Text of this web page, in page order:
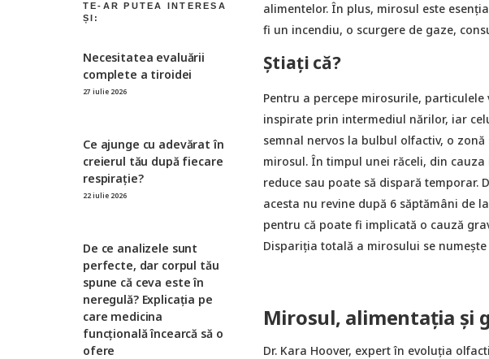
Necesitatea evaluării
complete a tiroidei
27 iulie 2026
Ce ajunge cu adevărat în
creierul tău după fiecare
respirație?
22 iulie 2026
De ce analizele sunt
perfecte, dar corpul tău
spune că ceva este în
neregulă? Explicația pe
care medicina
funcțională încearcă să o
ofere
alimentelor. În plus, mirosul este
fi un incendiu, o scurgere de gaze,
Știați că?
Pentru a percepe mirosurile,
inspirate prin intermediul nărilor, iar
semnal nervos la bulbul olfactiv, o
mirosul. În timpul unei răceli, din
reduce sau poate să dispară temporar.
acesta nu revine după 6 săptămâni de
pentru că poate fi implicată o cauză
Dispariția totală a mirosului se
Mirosul, alimentația și
Dr. Kara Hoover, expert în evoluția